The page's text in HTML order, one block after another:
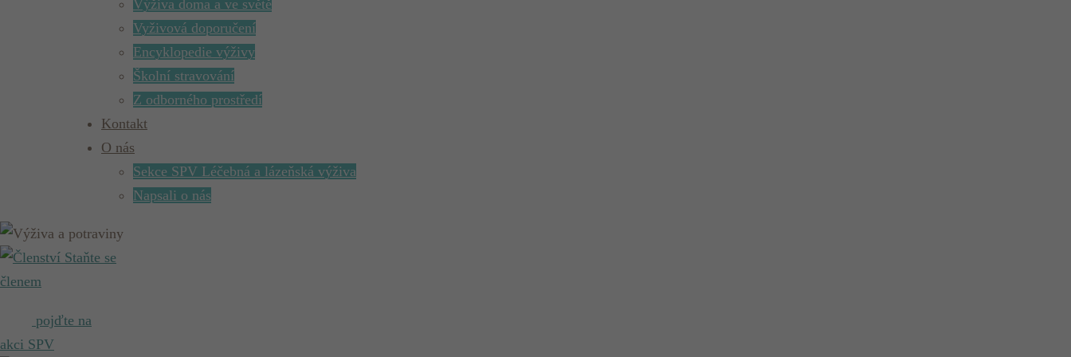
Výživa doma a ve světě
Vyživová doporučení
Encyklopedie výživy
Školní stravování
Z odborného prostředí
Kontakt
O nás
Sekce SPV Léčebná a lázeňská výživa
Napsali o nás
Staňte se
členem
pojďte na
akci SPV